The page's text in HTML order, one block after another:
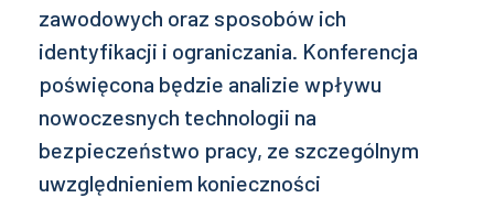
zawodowych oraz sposobów ich
identyfikacji i ograniczania. Konferencja
poświęcona będzie analizie wpływu
nowoczesnych technologii na
bezpieczeństwo pracy, ze szczególnym
uwzględnieniem konieczności